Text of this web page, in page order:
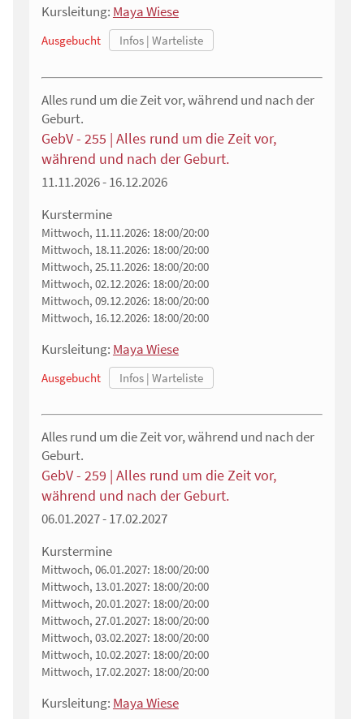
Kursleitung: Maya Wiese
Ausgebucht
Alles rund um die Zeit vor, während und nach der
Geburt.
GebV - 255 | Alles rund um die Zeit vor,
während und nach der Geburt.
11.11.2026 - 16.12.2026
Kurstermine
Mittwoch, 11.11.2026: 18:00/20:00
Mittwoch, 18.11.2026: 18:00/20:00
Mittwoch, 25.11.2026: 18:00/20:00
Mittwoch, 02.12.2026: 18:00/20:00
Mittwoch, 09.12.2026: 18:00/20:00
Mittwoch, 16.12.2026: 18:00/20:00
Kursleitung: Maya Wiese
Ausgebucht
Alles rund um die Zeit vor, während und nach der
Geburt.
GebV - 259 | Alles rund um die Zeit vor,
während und nach der Geburt.
06.01.2027 - 17.02.2027
Kurstermine
Mittwoch, 06.01.2027: 18:00/20:00
Mittwoch, 13.01.2027: 18:00/20:00
Mittwoch, 20.01.2027: 18:00/20:00
Mittwoch, 27.01.2027: 18:00/20:00
Mittwoch, 03.02.2027: 18:00/20:00
Mittwoch, 10.02.2027: 18:00/20:00
Mittwoch, 17.02.2027: 18:00/20:00
Kursleitung: Maya Wiese